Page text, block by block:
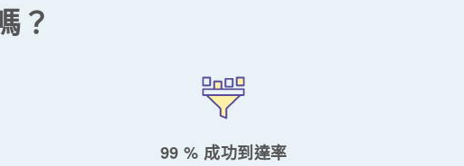
？
99 % 成功到達率